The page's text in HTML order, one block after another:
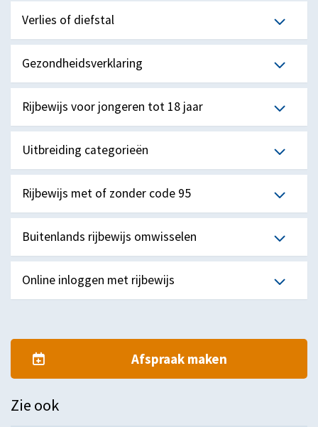
Verlies of diefstal
Gezondheidsverklaring
Rijbewijs voor jongeren tot 18 jaar
Uitbreiding categorieën
Rijbewijs met of zonder code 95
Buitenlands rijbewijs omwisselen
Online inloggen met rijbewijs
Afspraak maken
Zie ook